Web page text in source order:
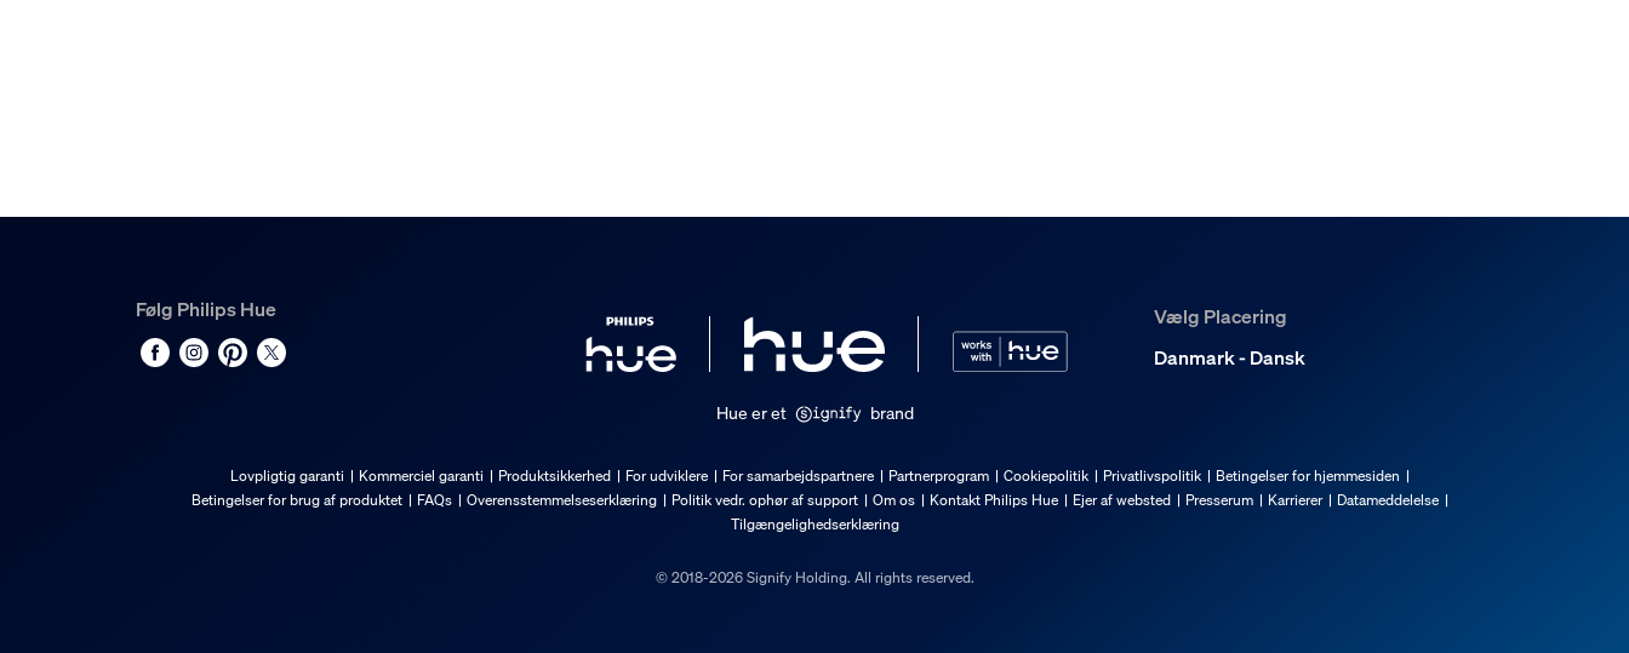
Følg Philips Hue
Vælg Placering
Danmark - Dansk
Hue er et brand
Lovpligtig garanti Kommerciel garanti Produktsikkerhed For udviklere For samarbejdspartnere Partnerprogram Cookiepolitik Privatlivspolitik
Betingelser for hjemmesiden
Betingelser for brug af produktet
FAQs Overensstemmelseserklæring Politik vedr. ophør af support Om os Kontakt Philips Hue Ejer af websted Presserum Karrierer
Datameddelelse
Tilgængelighedserklæring
© 2018-2026 Signify Holding. All rights reserved.